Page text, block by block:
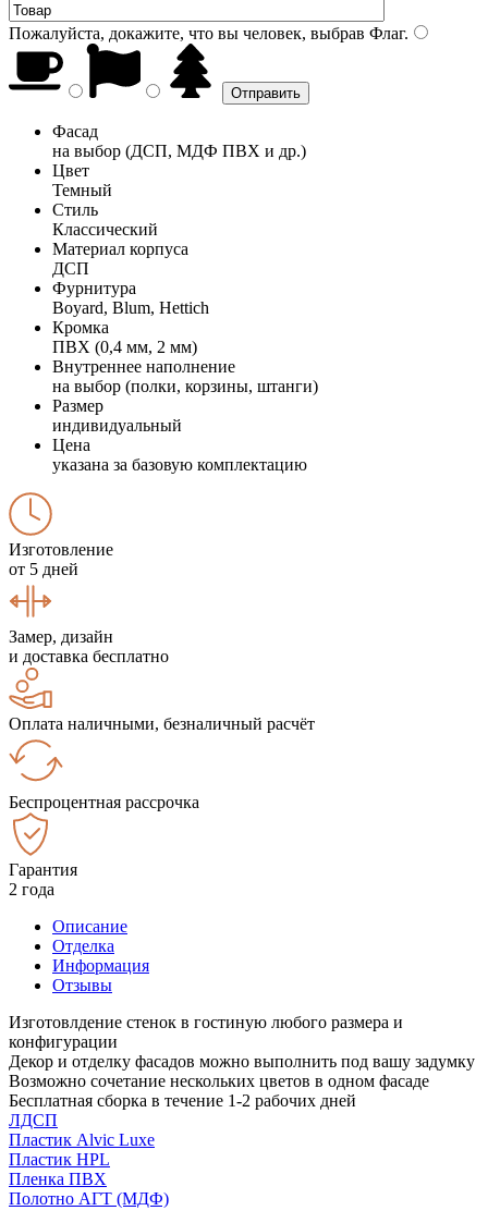
Пожалуйста, докажите, что вы человек, выбрав Флаг.
Фасад
на выбор (ДСП, МДФ ПВХ и др.)
Цвет
Темный
Стиль
Классический
Материал корпуса
ДСП
Фурнитура
Boyard, Blum, Hettich
Кромка
ПВХ (0,4 мм, 2 мм)
Внутреннее наполнение
на выбор (полки, корзины, штанги)
Размер
индивидуальный
Цена
указана за базовую комплектацию
Изготовление
от 5 дней
Замер, дизайн
и доставка бесплатно
Оплата наличными, безналичный расчёт
Беспроцентная рассрочка
Гарантия
2 года
Описание
Отделка
Информация
Отзывы
Изготовлдение стенок в гостиную любого размера и
конфигурации
Декор и отделку фасадов можно выполнить под вашу задумку
Возможно сочетание нескольких цветов в одном фасаде
Бесплатная сборка в течение 1-2 рабочих дней
ЛДСП
Пластик Alvic Luxe
Пластик HPL
Пленка ПВХ
Полотно АГТ (МДФ)